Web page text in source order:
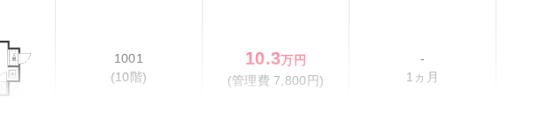
1001
(10階)
10.3万円
(管理費 7,800円)
-
1ヵ月